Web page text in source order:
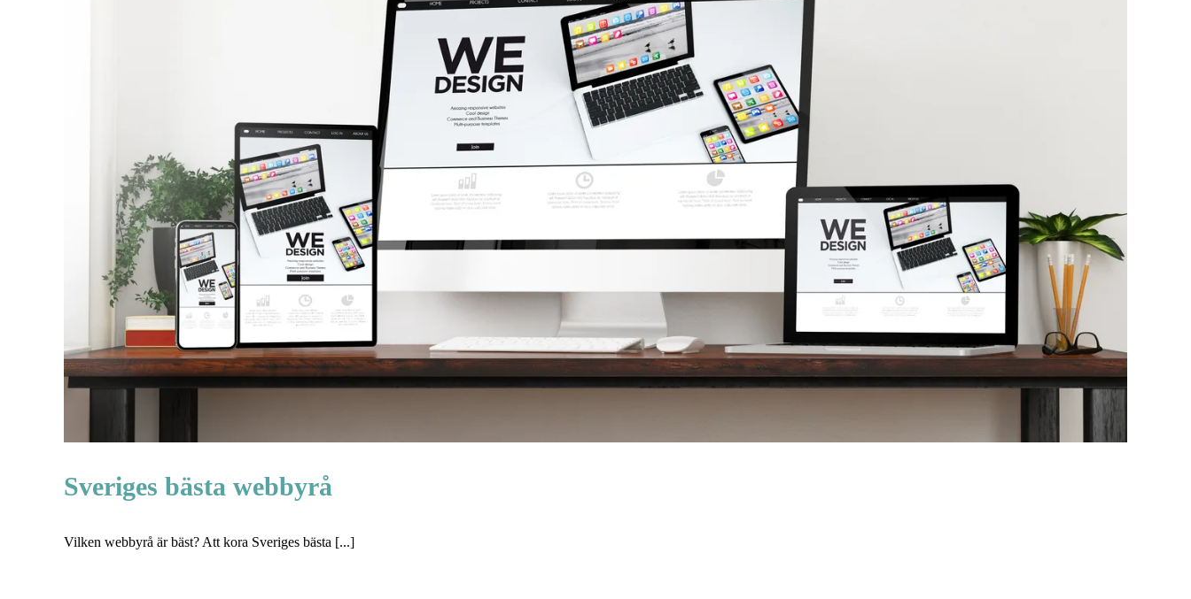
Sveriges bästa webbyrå
Vilken webbyrå är bäst? Att kora Sveriges bästa [...]